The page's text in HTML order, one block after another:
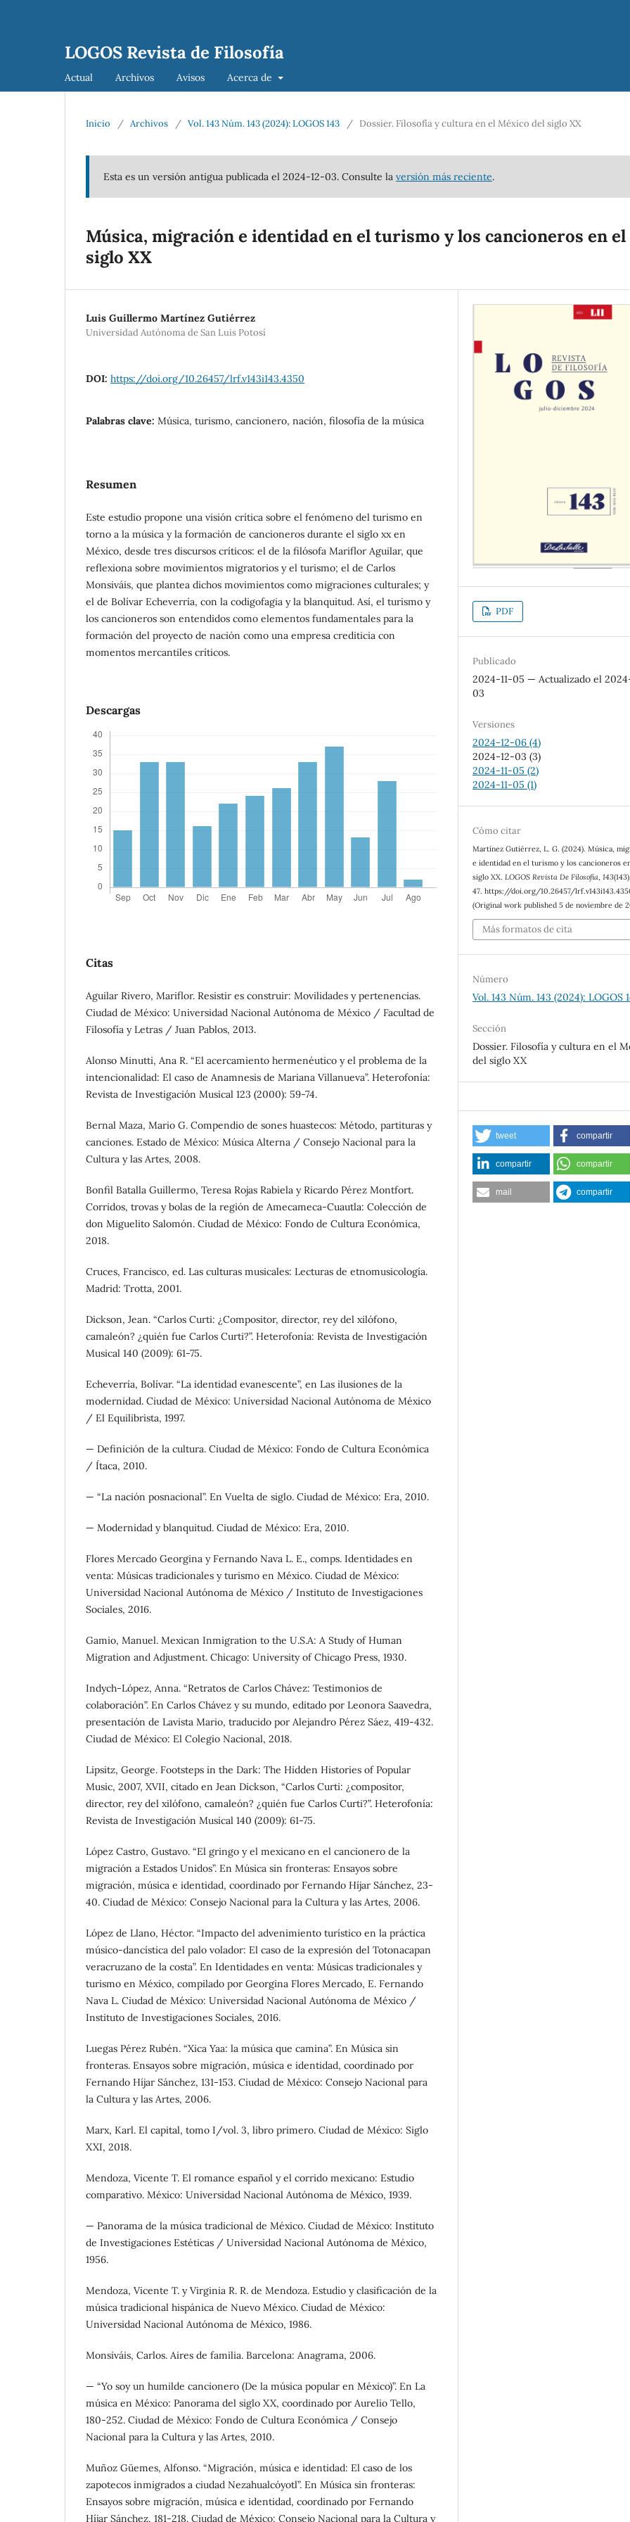
LOGOS Revista de Filosofía
Actual Archivos Avisos Acerca de
Inicio / Archivos / Vol. 143 Núm. 143 (2024): LOGOS 143 / Dossier. Filosofía y cultura en el México del siglo XX
Esta es un versión antigua publicada el 2024-12-03. Consulte la versión más reciente.
Música, migración e identidad en el turismo y los cancioneros en el
siglo XX
Luis Guillermo Martínez Gutiérrez
Universidad Autónoma de San Luis Potosí
DOI: https://doi.org/10.26457/lrf.v143i143.4350
Palabras clave: Música, turismo, cancionero, nación, filosofía de la música
Resumen
Este estudio propone una visión crítica sobre el fenómeno del turismo en
torno a la música y la formación de cancioneros durante el siglo xx en
México, desde tres discursos críticos: el de la filósofa Mariflor Aguilar, que
reflexiona sobre movimientos migratorios y el turismo; el de Carlos
Monsiváis, que plantea dichos movimientos como migraciones culturales; y
el de Bolívar Echeverría, con la codigofagia y la blanquitud. Así, el turismo y
los cancioneros son entendidos como elementos fundamentales para la
formación del proyecto de nación como una empresa crediticia con
momentos mercantiles críticos.
Descargas
Citas
Aguilar Rivero, Mariflor. Resistir es construir: Movilidades y pertenencias.
Ciudad de México: Universidad Nacional Autónoma de México / Facultad de
Filosofía y Letras / Juan Pablos, 2013.
Alonso Minutti, Ana R. “El acercamiento hermenéutico y el problema de la
intencionalidad: El caso de Anamnesis de Mariana Villanueva”. Heterofonía:
Revista de Investigación Musical 123 (2000): 59-74.
Bernal Maza, Mario G. Compendio de sones huastecos: Método, partituras y
canciones. Estado de México: Música Alterna / Consejo Nacional para la
Cultura y las Artes, 2008.
Bonfil Batalla Guillermo, Teresa Rojas Rabiela y Ricardo Pérez Montfort.
Corridos, trovas y bolas de la región de Amecameca-Cuautla: Colección de
don Miguelito Salomón. Ciudad de México: Fondo de Cultura Económica,
2018.
Cruces, Francisco, ed. Las culturas musicales: Lecturas de etnomusicología.
Madrid: Trotta, 2001.
Dickson, Jean. “Carlos Curti: ¿Compositor, director, rey del xilófono,
camaleón? ¿quién fue Carlos Curti?”. Heterofonía: Revista de Investigación
Musical 140 (2009): 61-75.
Echeverría, Bolívar. “La identidad evanescente”, en Las ilusiones de la
modernidad. Ciudad de México: Universidad Nacional Autónoma de México
/ El Equilibrista, 1997.
— Definición de la cultura. Ciudad de México: Fondo de Cultura Económica
/ Ítaca, 2010.
— “La nación posnacional”. En Vuelta de siglo. Ciudad de México: Era, 2010.
— Modernidad y blanquitud. Ciudad de México: Era, 2010.
Flores Mercado Georgina y Fernando Nava L. E., comps. Identidades en
venta: Músicas tradicionales y turismo en México. Ciudad de México:
Universidad Nacional Autónoma de México / Instituto de Investigaciones
Sociales, 2016.
Gamio, Manuel. Mexican Inmigration to the U.S.A: A Study of Human
Migration and Adjustment. Chicago: University of Chicago Press, 1930.
Indych-López, Anna. “Retratos de Carlos Chávez: Testimonios de
colaboración”. En Carlos Chávez y su mundo, editado por Leonora Saavedra,
presentación de Lavista Mario, traducido por Alejandro Pérez Sáez, 419-432.
Ciudad de México: El Colegio Nacional, 2018.
Lipsitz, George. Footsteps in the Dark: The Hidden Histories of Popular
Music, 2007, XVII, citado en Jean Dickson, “Carlos Curti: ¿compositor,
director, rey del xilófono, camaleón? ¿quién fue Carlos Curti?”. Heterofonía:
Revista de Investigación Musical 140 (2009): 61-75.
López Castro, Gustavo. “El gringo y el mexicano en el cancionero de la
migración a Estados Unidos”. En Música sin fronteras: Ensayos sobre
migración, música e identidad, coordinado por Fernando Híjar Sánchez, 23-
40. Ciudad de México: Consejo Nacional para la Cultura y las Artes, 2006.
López de Llano, Héctor. “Impacto del advenimiento turístico en la práctica
músico-dancística del palo volador: El caso de la expresión del Totonacapan
veracruzano de la costa”. En Identidades en venta: Músicas tradicionales y
turismo en México, compilado por Georgina Flores Mercado, E. Fernando
Nava L. Ciudad de México: Universidad Nacional Autónoma de México /
Instituto de Investigaciones Sociales, 2016.
Luegas Pérez Rubén. “Xica Yaa: la música que camina”. En Música sin
fronteras. Ensayos sobre migración, música e identidad, coordinado por
Fernando Híjar Sánchez, 131-153. Ciudad de México: Consejo Nacional para
la Cultura y las Artes, 2006.
Marx, Karl. El capital, tomo I/vol. 3, libro primero. Ciudad de México: Siglo
XXI, 2018.
Mendoza, Vicente T. El romance español y el corrido mexicano: Estudio
comparativo. México: Universidad Nacional Autónoma de México, 1939.
— Panorama de la música tradicional de México. Ciudad de México: Instituto
de Investigaciones Estéticas / Universidad Nacional Autónoma de México,
1956.
Mendoza, Vicente T. y Virginia R. R. de Mendoza. Estudio y clasificación de la
música tradicional hispánica de Nuevo México. Ciudad de México:
Universidad Nacional Autónoma de México, 1986.
Monsiváis, Carlos. Aires de familia. Barcelona: Anagrama, 2006.
— “Yo soy un humilde cancionero (De la música popular en México)”. En La
música en México: Panorama del siglo XX, coordinado por Aurelio Tello,
180-252. Ciudad de México: Fondo de Cultura Económica / Consejo
Nacional para la Cultura y las Artes, 2010.
Muñoz Güemes, Alfonso. “Migración, música e identidad: El caso de los
zapotecos inmigrados a ciudad Nezahualcóyotl”. En Música sin fronteras:
Ensayos sobre migración, música e identidad, coordinado por Fernando
Híjar Sánchez, 181-218. Ciudad de México: Consejo Nacional para la Cultura y
PDF
Publicado
2024-11-05 — Actualizado el
03
Versiones
2024-12-06 (4)
2024-12-03 (3)
2024-11-05 (2)
2024-11-05 (1)
Cómo citar
Martínez Gutiérrez, L. G. (2024). Música,
e identidad en el turismo y los cancioneros
siglo XX.LOGOS Revista De Filosofía,143
47. https://doi.org/10.26457/
(Original work published 5 de noviembre de
Más formatos de cita
Número
Vol. 143 Núm. 143 (2024): LOGOS
Sección
Dossier. Filosofía y cultura en el
del siglo XX
tweet compartir
compartir compartir
mail compartir